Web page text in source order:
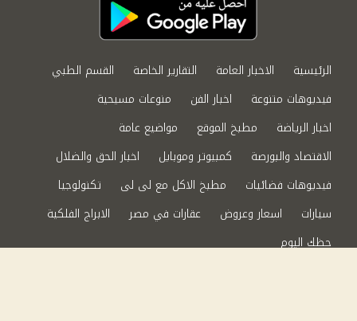
الرئيسية الاخبار العامة التقارير الخاصة
القسم الطبي
فيديوهات متنوعة
اخبار الفن
منوعات مسيحية
اخبار الرياضة
مطبخ الموقع
مواضيع عامة
الاقتصاد والبورصة
كمبيوتر وموبايل
اخبار الحق والضلال
فيديوهات فضائيات
مطبخ الاكل مع لى لى
تكنولوجيا
سيارات
اسعار وعروض عقارات في مصر
الابراج الفلكية
حظك اليوم